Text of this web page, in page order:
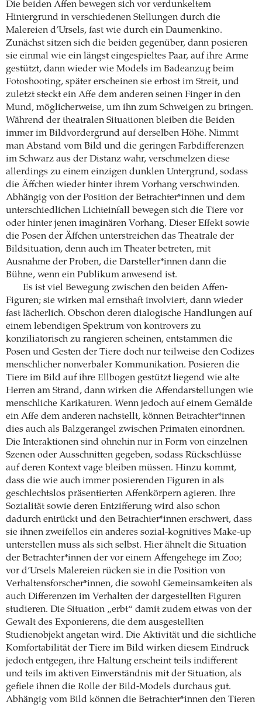
Die beiden Affen bewegen sich vor verdunkeltem
Hintergrund in verschiedenen Stellungen durch die
Malereien d’Ursels, fast wie durch ein Daumenkino.
Zunächst sitzen sich die beiden gegenüber, dann posieren
sie einmal wie ein längst eingespieltes Paar, auf ihre Arme
gestützt, dann wieder wie Models im Badeanzug beim
Fotoshooting, später erscheinen sie erbost im Streit, und
zuletzt steckt ein Affe dem anderen seinen Finger in den
Mund, möglicherweise, um ihn zum Schweigen zu bringen.
Während der theatralen Situationen bleiben die Beiden
immer im Bildvordergrund auf derselben Höhe. Nimmt
man Abstand vom Bild und die geringen Farbdifferenzen
im Schwarz aus der Distanz wahr, verschmelzen diese
allerdings zu einem einzigen dunklen Untergrund, sodass
die Äffchen wieder hinter ihrem Vorhang verschwinden.
Abhängig von der Position der Betrachter*innen und dem
unterschiedlichen Lichteinfall bewegen sich die Tiere vor
oder hinter jenen imaginären Vorhang. Dieser Effekt sowie
die Posen der Äffchen unterstreichen das Theatrale der
Bildsituation, denn auch im Theater betreten, mit
Ausnahme der Proben, die Darsteller*innen dann die
Bühne, wenn ein Publikum anwesend ist.
Es ist viel Bewegung zwischen den beiden Affen-
Figuren; sie wirken mal ernsthaft involviert, dann wieder
fast lächerlich. Obschon deren dialogische Handlungen auf
einem lebendigen Spektrum von kontrovers zu
konziliatorisch zu rangieren scheinen, entstammen die
Posen und Gesten der Tiere doch nur teilweise den Codizes
menschlicher nonverbaler Kommunikation. Posieren die
Tiere im Bild auf ihre Ellbogen gestützt liegend wie alte
Herren am Strand, dann wirken die Affendarstellungen wie
menschliche Karikaturen. Wenn jedoch auf einem Gemälde
ein Affe dem anderen nachstellt, können Betrachter*innen
dies auch als Balzgerangel zwischen Primaten einordnen.
Die Interaktionen sind ohnehin nur in Form von einzelnen
Szenen oder Ausschnitten gegeben, sodass Rückschlüsse
auf deren Kontext vage bleiben müssen. Hinzu kommt,
dass die wie auch immer posierenden Figuren in als
geschlechtslos präsentierten Affenkörpern agieren. Ihre
Sozialität sowie deren Entzifferung wird also schon
dadurch entrückt und den Betrachter*innen erschwert, dass
sie ihnen zweifellos ein anderes sozial-kognitives Make-up
unterstellen muss als sich selbst. Hier ähnelt die Situation
der Betrachter*innen der vor einem Affengehege im Zoo;
vor d’Ursels Malereien rücken sie in die Position von
Verhaltensforscher*innen, die sowohl Gemeinsamkeiten als
auch Differenzen im Verhalten der dargestellten Figuren
studieren. Die Situation „erbt“ damit zudem etwas von der
Gewalt des Exponierens, die dem ausgestellten
Studienobjekt angetan wird. Die Aktivität und die sichtliche
Komfortabilität der Tiere im Bild wirken diesem Eindruck
jedoch entgegen, ihre Haltung erscheint teils indifferent
und teils im aktiven Einverständnis mit der Situation, als
gefiele ihnen die Rolle der Bild-Models durchaus gut.
Abhängig vom Bild können die Betrachter*innen den Tieren